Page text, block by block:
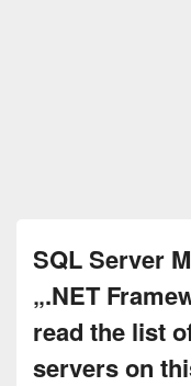
SQL Server
„.NET
read the list
servers on